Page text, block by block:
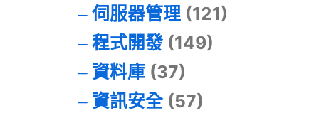
伺服器管理(121)
程式開發(149)
資料庫(37)
資訊安全(57)